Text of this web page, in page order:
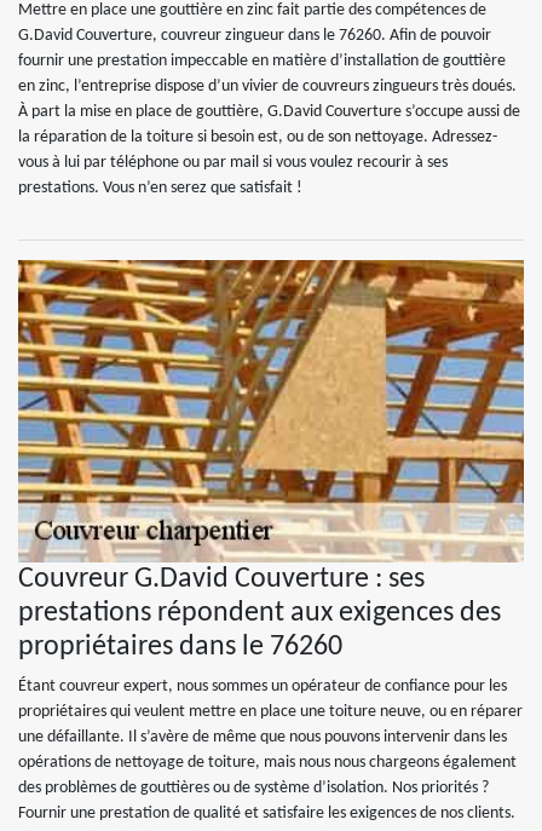
Mettre en place une gouttière en zinc fait partie des compétences de
G.David Couverture, couvreur zingueur dans le 76260. Afin de pouvoir
fournir une prestation impeccable en matière d’installation de gouttière
en zinc, l’entreprise dispose d’un vivier de couvreurs zingueurs très doués.
À part la mise en place de gouttière, G.David Couverture s’occupe aussi de
la réparation de la toiture si besoin est, ou de son nettoyage. Adressez-
vous à lui par téléphone ou par mail si vous voulez recourir à ses
prestations. Vous n’en serez que satisfait !
Couvreur G.David Couverture : ses
prestations répondent aux exigences des
propriétaires dans le 76260
Étant couvreur expert, nous sommes un opérateur de confiance pour les
propriétaires qui veulent mettre en place une toiture neuve, ou en réparer
une défaillante. Il s’avère de même que nous pouvons intervenir dans les
opérations de nettoyage de toiture, mais nous nous chargeons également
des problèmes de gouttières ou de système d’isolation. Nos priorités ?
Fournir une prestation de qualité et satisfaire les exigences de nos clients.